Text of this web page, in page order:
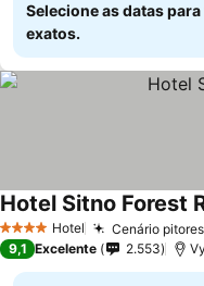
Selecione as datas
exatos.
4 EstrelasHotel Cenário
Hotel Sitno Forest
9,1 Excelente 2.553